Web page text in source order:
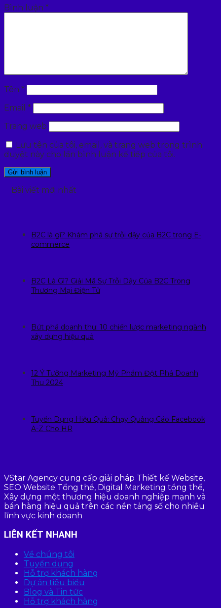
Bình luận *
Tên *
Email *
Trang web
Lưu tên của tôi, email, và trang web trong trình
duyệt này cho lần bình luận kế tiếp của tôi.
Bài viết mới nhất
B2C là gì? Khám phá sự trỗi dậy của B2C trong E-
commerce
B2C Là Gì? Giải Mã Sự Trỗi Dậy Của B2C Trong
Thương Mại Điện Tử
Bứt phá doanh thu: 10 chiến lược marketing ngành
xây dựng hiệu quả
12 Ý Tưởng Marketing Mỹ Phẩm Đột Phá Doanh
Thu 2024
Tuyển Dụng Hiệu Quả: Chạy Quảng Cáo Facebook
A-Z Cho HR
VStar Agency cung cấp giải pháp Thiết kế Website,
SEO Website Tổng thể, Digital Marketing tổng thể,
Xây dựng một thương hiệu doanh nghiệp mạnh và
bán hàng hiệu quả trên các nền tảng số cho nhiều
lĩnh vực kinh doanh
LIÊN KẾT NHANH
Về chúng tôi
Tuyển dụng
Hỗ trợ khách hàng
Dự án tiêu biểu
Blog và Tin tức
Hỗ trợ khách hàng